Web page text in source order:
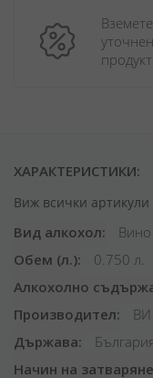
ХАРАКТЕРИСТИКИ:
Виж всички артикули
Вид алкохол
Вино
Обем (л.)
0.750 л.
Алкохолно
Производител
Държава
Начин на затваряне